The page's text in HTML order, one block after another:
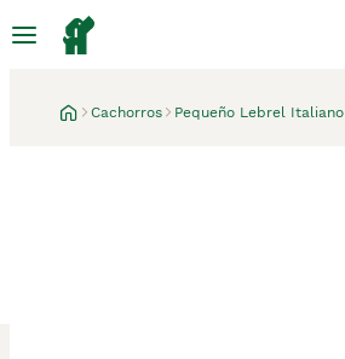
Cachorros Pequeño Lebrel Italiano